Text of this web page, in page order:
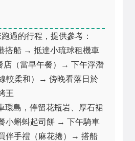
過的行程，提供參考：
搭船 → 抵達小琉球租機車
店（當早午餐）→ 下午浮潛
較柔和）→ 傍晚看落日於
王
環島，停留花瓶岩、厚石裙
小蝌蚪起司餅 → 下午騎車
伴手禮（麻花捲）→ 搭船